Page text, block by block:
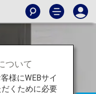
きないもの
ついて
様にWEBサイ
くために必要